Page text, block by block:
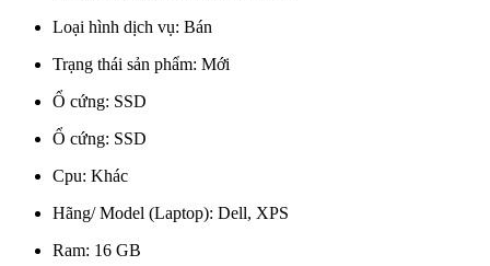
Loại hình dịch vụ: Bán
Trạng thái sản phẩm: Mới
Ổ cứng: SSD
Ổ cứng: SSD
Cpu: Khác
Hãng/ Model (Laptop): Dell, XPS
Ram: 16 GB